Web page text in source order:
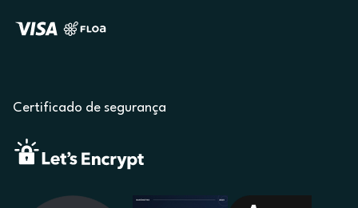
Certificado de segurança